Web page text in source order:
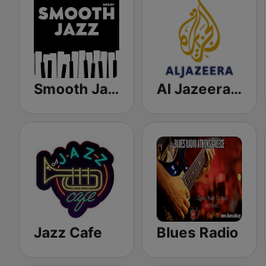
Smooth Jazz - Groov Al Jazeera English (قناة الجزيرة)
Jazz Cafe Blues Radio